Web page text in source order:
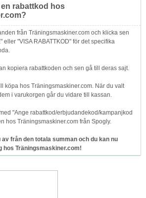
rabattkod hos
från Träningsmaskiner.com och klicka sen
eller "VISA RABATTKOD" för det specifika
kopiera rabattkoden och sen gå till deras sajt.
köpa hos Träningsmaskiner.com. När du valt
i varukorgen går du vidare till kassan.
"Ange rabattkod/erbjudandekod/kampanjkod
hos Träningsmaskiner.com från Spogly.
från den totala summan och du kan nu
hos Träningsmaskiner.com!